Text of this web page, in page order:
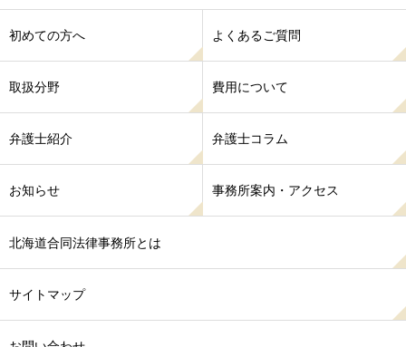
初めての方へ よくあるご質問
取扱分野 費用について
弁護士紹介 弁護士コラム
お知らせ 事務所案内・アクセス
北海道合同法律事務所とは
サイトマップ